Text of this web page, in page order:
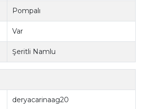
Pompalı
Var
Şeritli Namlu
deryacarinaag20